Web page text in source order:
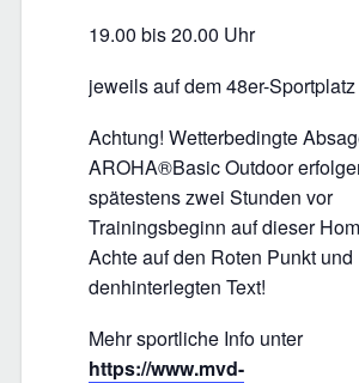
19.00 bis 20.00 Uhr
jeweils auf dem 48er-Sportplatz
Achtung! Wetterbedingte
AROHA®Basic Outdoor
spätestens zwei Stunden vor
Trainingsbeginn auf dieser
Achte auf den Roten Punkt und
denhinterlegten Text!
Mehr sportliche Info unter
https://www.mvd-